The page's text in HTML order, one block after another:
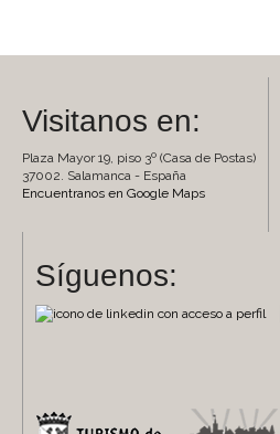
Visitanos en:
Plaza Mayor 19, piso 3º (Casa de Postas)
37002. Salamanca - España
Encuentranos en Google Maps
Síguenos: